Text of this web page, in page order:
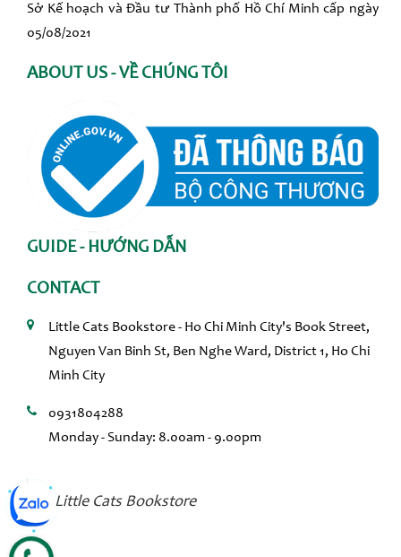
Sở Kế hoạch và Đầu tư Thành phố Hồ Chí Minh cấp ngày
05/08/2021
ABOUT US - VỀ CHÚNG TÔI
GUIDE - HƯỚNG DẪN
CONTACT
Little Cats Bookstore - Ho Chi Minh City's Book Street,
Nguyen Van Binh St, Ben Nghe Ward, District 1, Ho Chi
Minh City
0931804288
Monday - Sunday: 8.00am - 9.00pm
Little Cats Bookstore